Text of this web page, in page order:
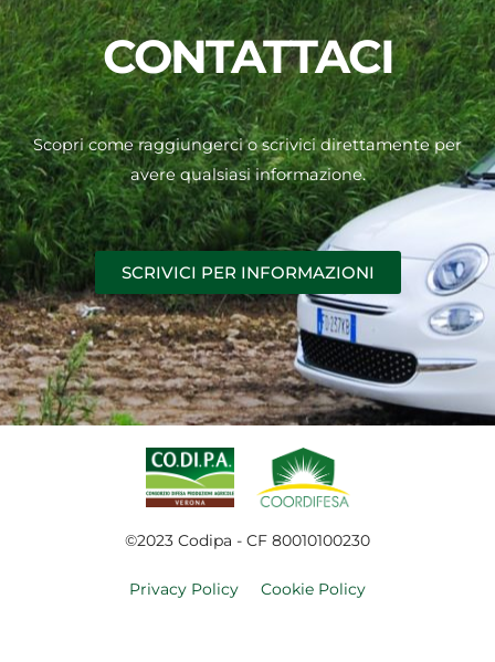
CONTATTACI
Scopri come raggiungerci o scrivici direttamente per
avere qualsiasi informazione.
SCRIVICI PER INFORMAZIONI
©2023 Codipa - CF 80010100230
Privacy Policy Cookie Policy